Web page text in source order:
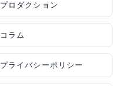
プロダクション
コラム
プライバシーポリシー